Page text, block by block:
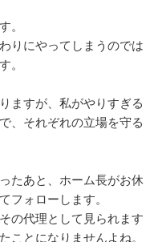
。
りにやってしまうのでは
。
ますが、私がやりすぎる
、それぞれの立場を守る
たあと、ホーム長がお休
フォローします。
の代理として見られます
ことになりませんよね。